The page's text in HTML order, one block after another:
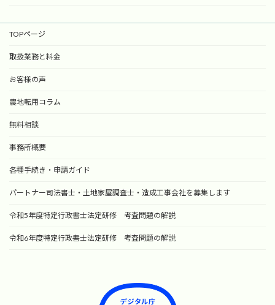
TOPページ
取扱業務と料金
お客様の声
農地転用コラム
無料相談
事務所概要
各種手続き・申請ガイド
パートナー司法書士・土地家屋調査士・造成工事会社を募集します
令和5年度特定行政書士法定研修 考査問題の解説
令和6年度特定行政書士法定研修 考査問題の解説